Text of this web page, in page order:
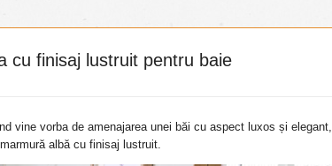
cu finisaj lustruit pentru baie
vine vorba de amenajarea unei băi cu aspect luxos și elegant,
albă cu finisaj lustruit.